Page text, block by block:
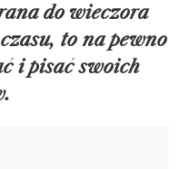
do wieczora
to na pewno
i pisać swoich